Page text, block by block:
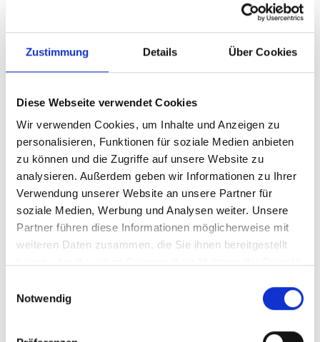
Zustimmung Details Über Cookies
Diese Webseite verwendet Cookies
Wir verwenden Cookies, um Inhalte und Anzeigen zu
personalisieren, Funktionen für soziale Medien anbieten
zu können und die Zugriffe auf unsere Website zu
analysieren. Außerdem geben wir Informationen zu Ihrer
Verwendung unserer Website an unsere Partner für
soziale Medien, Werbung und Analysen weiter. Unsere
Partner führen diese Informationen möglicherweise mit
weiteren Daten zusammen, die Sie ihnen bereitgestellt
Notwendig
Ihr Partner für optimales
Sehen in Öhringen
Als erster Ansprechpartner für das gute Sehen sind wir
ästhetisch perfekt auf Ihre individuellen Wünsche und
Bedürfnisse angepasste Sehhilfe kümmern. Wir sind
auch oft die Ersten, die eventuelle Auffälligkeiten am